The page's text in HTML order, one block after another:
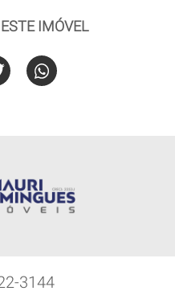
IMÓVEL
3144